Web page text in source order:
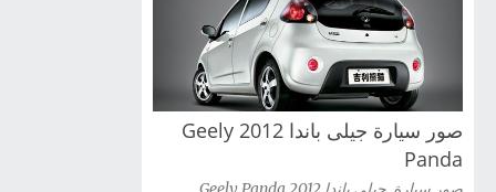
mohave 2012 شاهد صور السيارة » صور سيارة
كيا سبورتاج 2012 Kia Sportag شاهد صور
السيارة » صور سيارة كيا سول 2012 Kia Sou
Sorento 2012 شاهد صور السيارة » صور سيارة
صور سيارة جيلى باندا 2012 Geely
Panda